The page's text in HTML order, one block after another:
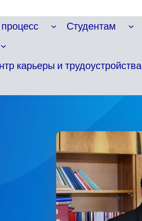
Студентам
карьеры и трудоустройства